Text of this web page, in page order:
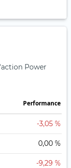
Power
Performance
-3,05 %
0,00 %
-9,29 %